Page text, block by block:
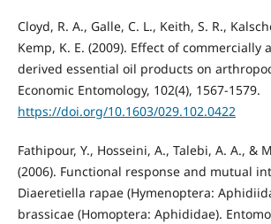
Cloyd, R. A., Galle, C. L., Keith, S. R.,
Kemp, K. E. (2009). Effect of commercially
derived essential oil products on
Economic Entomology, 102(4), 1567-1579.
https://doi.org/10.1603/029.102.0422
Fathipour, Y., Hosseini, A., Talebi, A. A., &
(2006). Functional response and mutual
Diaeretiella rapae (Hymenoptera:
brassicae (Homoptera: Aphididae).